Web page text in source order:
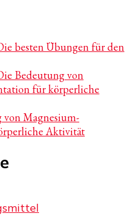
besten Übungen für den
Bedeutung von
für körperliche
Magnesium-
Aktivität